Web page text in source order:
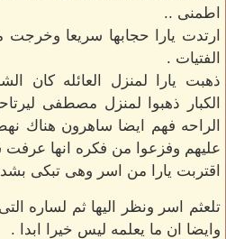
اطمنى ..
ارتدت يارا حجابها سريعا
الفتيات .
ذهبت يارا لمنزل العائله كان
الكبار ذهبوا لمنزل مصطفى
الراحه فهم ايضا ساهرون هناك
عليهم وفزعوا من فكره انها
اقتربت يارا من اسر وهى تبكى
تلعثم اسر ونظر اليها ثم لساره
وايضا ان ما يعلمه ليس خيرا ابدا .